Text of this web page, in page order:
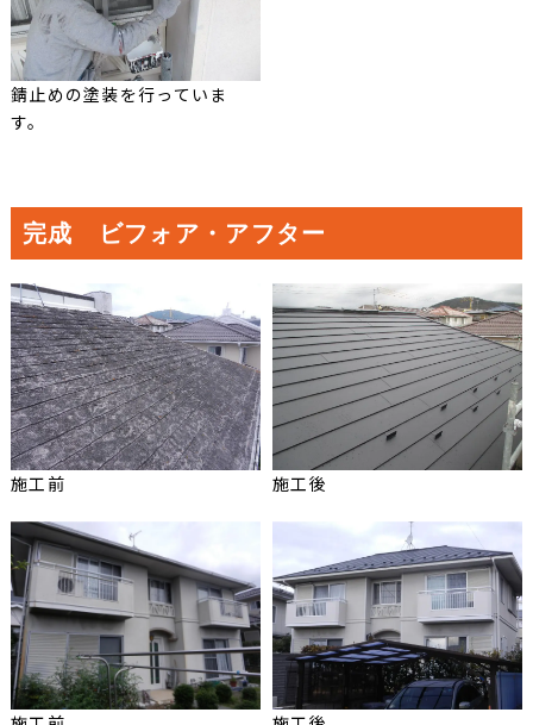
錆止めの塗装を行っていま
す。
完成 ビフォア・アフター
施工前 施工後